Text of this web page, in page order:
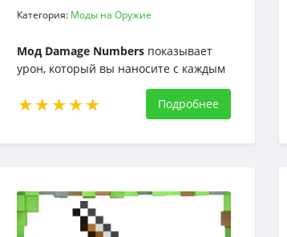
Категория: Моды на Оружие
Мод Damage Numbers показывает
урон, который вы наносите с каждым
ударом по мобам и игрокам. Когда вы
наносите удар по объекту, в воздухе
появляется красное число,
Подробнее